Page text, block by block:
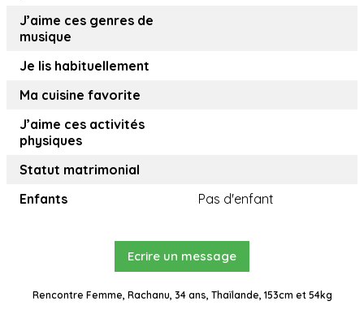
J’aime ces genres de
musique
Je lis habituellement
Ma cuisine favorite
J’aime ces activités
physiques
Statut matrimonial
Enfants
Pas d'enfant
Ecrire un message
Rencontre Femme, Rachanu, 34 ans, Thaïlande, 153cm et 54kg